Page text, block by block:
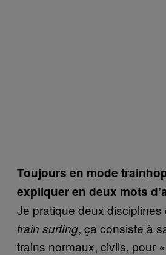
Toujours en mode
expliquer en deux mots
Je pratique deux disciplines
train surfing, ça consiste à
trains normaux, civils, pour